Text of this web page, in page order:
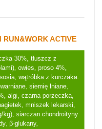
RUN&WORK ACTIVE
30%, tłuszcz z
owies, proso 4%,
wątróbka z kurczaka.
siemię lniane,
algi, czarna porzeczka,
mniszek lekarski,
kg), siarczan chondroityny
β-glukany,